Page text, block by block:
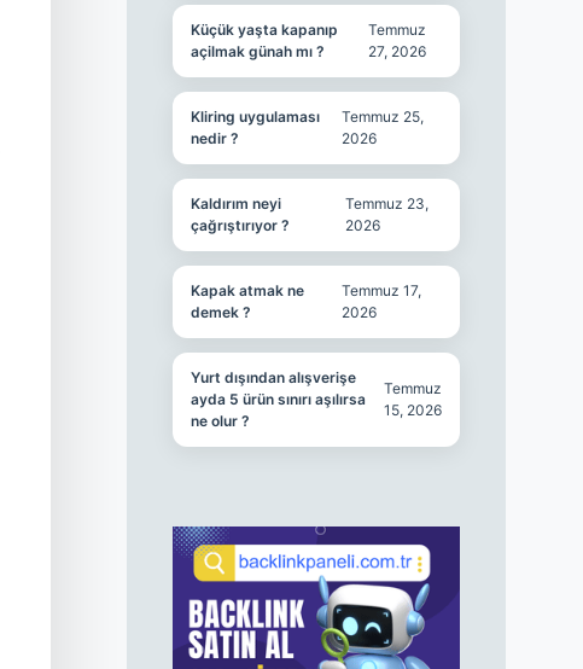
Küçük yaşta kapanıp
açilmak günah mı ?
Temmuz
27, 2026
Kliring uygulaması
nedir ?
Temmuz 25,
2026
Kaldırım neyi
çağrıştırıyor ?
Temmuz 23,
2026
Kapak atmak ne
demek ?
Temmuz 17,
2026
Yurt dışından alışverişe
ayda 5 ürün sınırı aşılırsa
ne olur ?
Temmuz
15, 2026